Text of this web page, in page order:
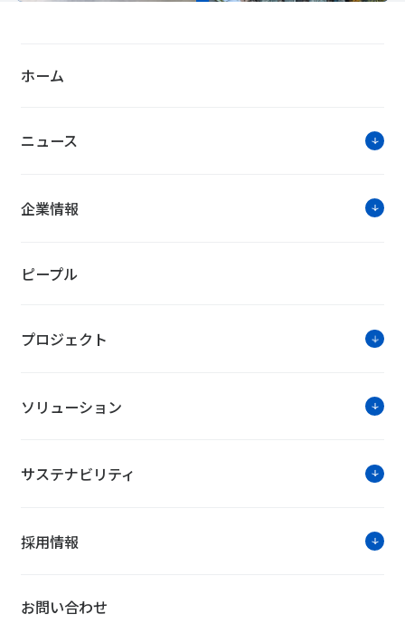
ホーム
ニュース
企業情報
ピープル
プロジェクト
ソリューション
サステナビリティ
採用情報
お問い合わせ